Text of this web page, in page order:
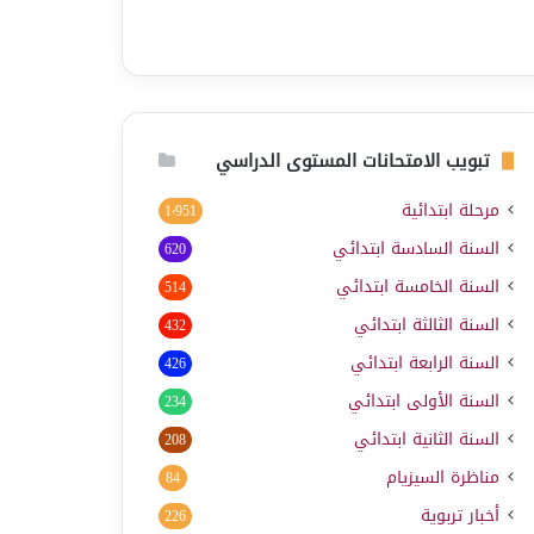
تبويب الامتحانات المستوى الدراسي
مرحلة ابتدائية 1٬951
السنة السادسة ابتدائي 620
السنة الخامسة ابتدائي 514
السنة الثالثة ابتدائي 432
السنة الرابعة ابتدائي 426
السنة الأولى ابتدائي 234
السنة الثانية ابتدائي 208
مناظرة السيزيام 84
أخبار تربوية 226